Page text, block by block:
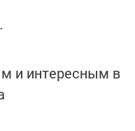
и интересным в